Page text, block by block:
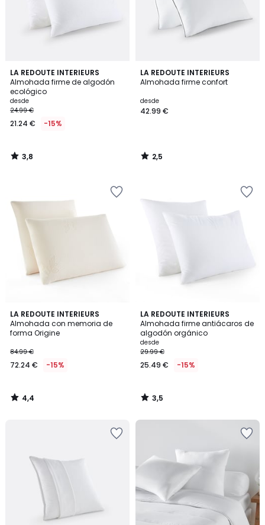
LA REDOUTE INTERIEURS
Almohada firme de algodón
ecológico
desde
24.99 €
21.24 € -15%
3,8
/ 5
3,8
/
LA REDOUTE INTERIEURS
Almohada firme confort
desde
42.99 €
2,5
/ 5
2,5
/
LA REDOUTE INTERIEURS
Almohada con memoria de
forma Origine
84.99 €
72.24 € -15%
4,4
/ 5
4,4
/
LA REDOUTE INTERIEURS
Almohada firme antiácaros de
algodón orgánico
desde
29.99 €
25.49 € -15%
3,5
/ 5
3,5
/